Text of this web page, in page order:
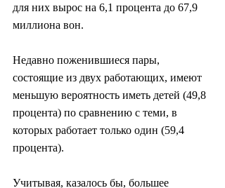
для них вырос на 6,1 процента до 67,9
миллиона вон.
Недавно поженившиеся пары,
состоящие из двух работающих, имеют
меньшую вероятность иметь детей (49,8
процента) по сравнению с теми, в
которых работает только один (59,4
процента).
Учитывая, казалось бы, большее